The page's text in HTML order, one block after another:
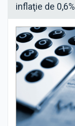
inflaţie de 0,6%